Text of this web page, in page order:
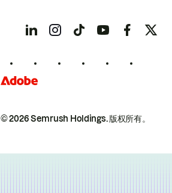
© 2026 Semrush Holdings.版权所有。